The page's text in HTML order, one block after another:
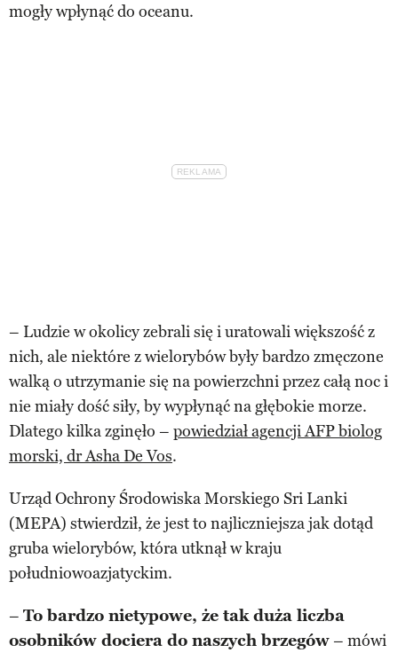
mogły wpłynąć do oceanu.
– Ludzie w okolicy zebrali się i uratowali większość z
nich, ale niektóre z wielorybów były bardzo zmęczone
walką o utrzymanie się na powierzchni przez całą noc i
nie miały dość siły, by wypłynąć na głębokie morze.
Dlatego kilka zginęło – powiedział agencji AFP biolog
morski, dr Asha De Vos.
Urząd Ochrony Środowiska Morskiego Sri Lanki
(MEPA) stwierdził, że jest to najliczniejsza jak dotąd
gruba wielorybów, która utknął w kraju
południowoazjatyckim.
– To bardzo nietypowe, że tak duża liczba
osobników dociera do naszych brzegów– mówi